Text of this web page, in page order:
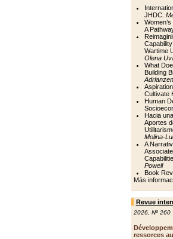
JHDC.
A
Wartime
Olena
What
Building
Adrianzen
Cultivate
Human
Hacia
Aportes
Molina-
A
Powell
Book
Más
Revue
2026, Nº 260
ressorces